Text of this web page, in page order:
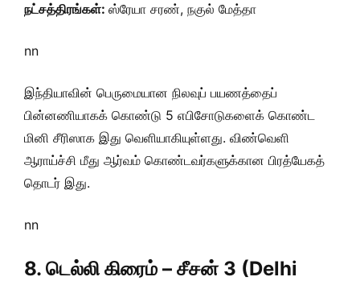
நட்சத்திரங்கள்: ஸ்ரேயா சரண், நகுல் மேத்தா
nn
இந்தியாவின் பெருமையான நிலவுப் பயணத்தைப்
பின்னணியாகக் கொண்டு 5 எபிசோடுகளைக் கொண்ட
மினி சீரிஸாக இது வெளியாகியுள்ளது. விண்வெளி
ஆராய்ச்சி மீது ஆர்வம் கொண்டவர்களுக்கான பிரத்யேகத்
தொடர் இது.
nn
8. டெல்லி கிரைம் – சீசன் 3 (Delhi